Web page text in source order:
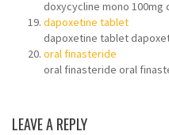
doxycycline mono 100mg
dapoxetine tablet
dapoxetine tablet
oral finasteride
oral finasteride oral
LEAVE A REPLY